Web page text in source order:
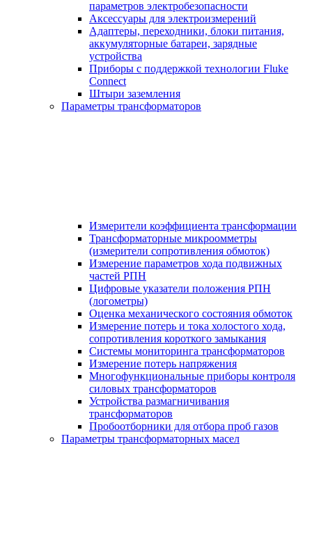
параметров электробезопасности
Аксессуары для электроизмерений
Адаптеры, переходники, блоки питания,
аккумуляторные батареи, зарядные
устройства
Приборы с поддержкой технологии Fluke
Connect
Штыри заземления
Параметры трансформаторов
Измерители коэффициента трансформации
Трансформаторные микроомметры
(измерители сопротивления обмоток)
Измерение параметров хода подвижных
частей РПН
Цифровые указатели положения РПН
(логометры)
Оценка механического состояния обмоток
Измерение потерь и тока холостого хода,
сопротивления короткого замыкания
Системы мониторинга трансформаторов
Измерение потерь напряжения
Многофункциональные приборы контроля
силовых трансформаторов
Устройства размагничивания
трансформаторов
Пробоотборники для отбора проб газов
Параметры трансформаторных масел